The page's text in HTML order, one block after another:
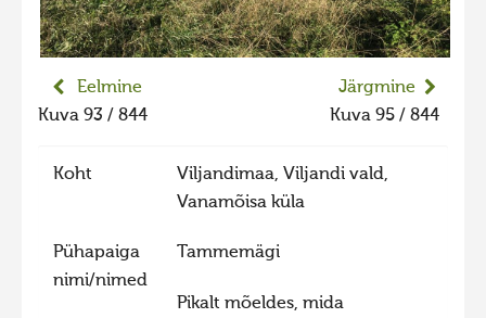
Hiite kuvavõistlus 2024
Liikuvad kuvad 2024
Hiite kuvavõistlus 2023 lisa
Hiite kuvavõistlus 2022
Hiite kuvavõistlus 2022 lisa
Eelmine
Kuva 93 / 844
Järgmine
Kuva 95 / 844
Koht
Viljandimaa, Viljandi vald,
Vanamõisa küla
Pühapaiga
nimi/nimed
Tammemägi
Pikalt mõeldes, mida